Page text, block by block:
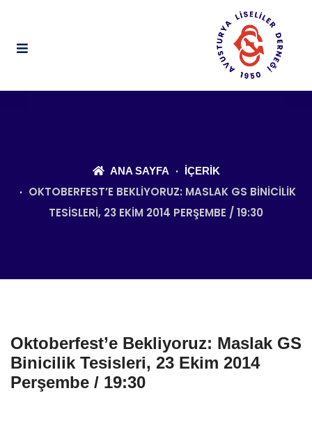
ANA SAYFA İÇERIK
OKTOBERFEST’E BEKLIYORUZ: MASLAK GS BINICILIK
TESISLERI, 23 EKIM 2014 PERŞEMBE / 19:30
Oktoberfest’e Bekliyoruz: Maslak GS
Binicilik Tesisleri, 23 Ekim 2014
Perşembe / 19:30